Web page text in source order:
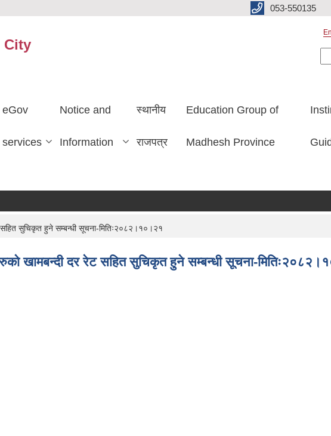
053-550135
City
eGov
services
Notice and
Information
स्थानीय
राजपत्र
Education Group of
Madhesh Province
सुचिकृत हुने सम्बन्धी सूचना-मितिः२०८२।१०।२१
खामबन्दी दर रेट सहित सुचिकृत हुने सम्बन्धी सूचना-